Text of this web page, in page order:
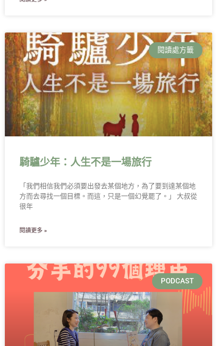
閱讀處方籤
騎驢少年：人生不是一場旅行
「我們相信我們必須要出發去某個地方，為了要到達某個地
方而去尋找一個目標。而這，只是一個幻覺罷了。」 大叔從
很年
閱讀更多 »
PODCAST